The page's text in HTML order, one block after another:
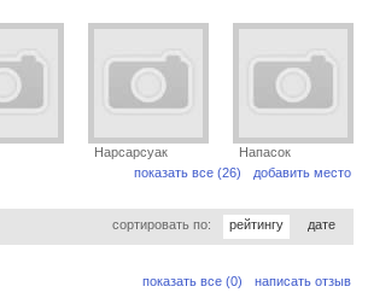
Нарсарсуак
Напасок
добавить место
показать все (26)
сортировать по: рейтингу дате
написать отзыв
показать все (0)